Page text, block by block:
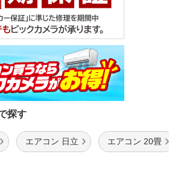
探す
エアコン 日立 エアコン 20畳